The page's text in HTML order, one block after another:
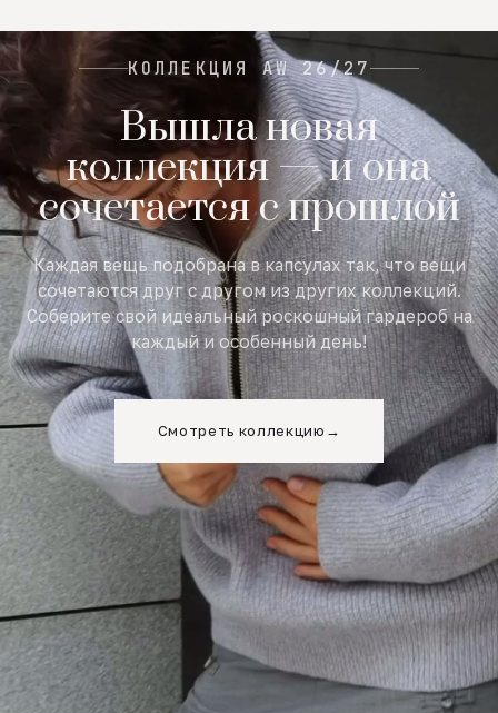
КОЛЛЕКЦИЯ AW 26/27
Вышла новая
коллекция — и она
сочетается с прошлой
Каждая вещь подобрана в капсулах так, что вещи
сочетаются друг с другом из других коллекций.
Соберите свой идеальный роскошный гардероб на
каждый и особенный день!
Смотреть коллекцию →